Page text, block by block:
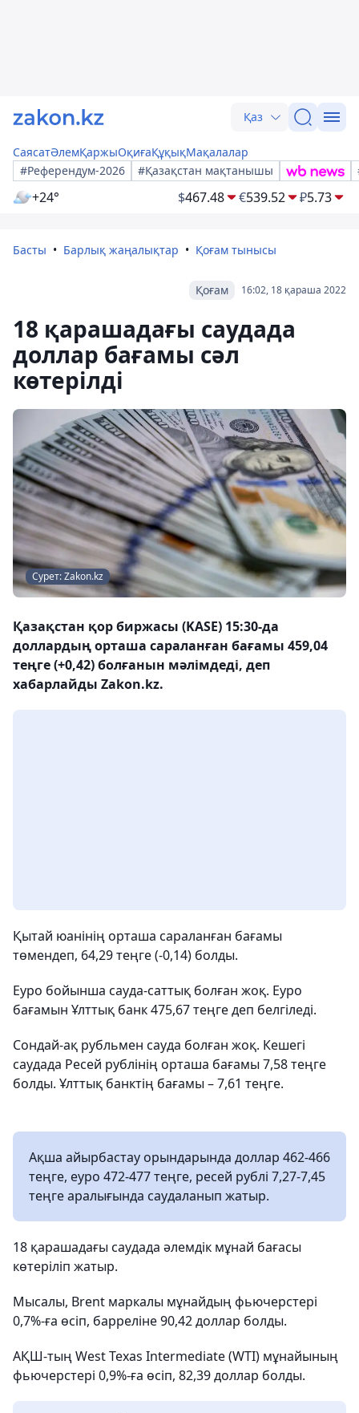
Қаз
СаясатӘлемҚаржыОқиғаҚұқықМақалалар
#Референдум-2026
#Қазақстан мақтанышы
+24° $467.48 €539.52 ₽5.73
Басты Барлық жаңалықтар Қоғам тынысы
16:02, 18 қараша 2022
Қоғам
18 қарашадағы саудада
доллар бағамы сәл
көтерілді
Сурет: Zakon.kz
Қазақстан қор биржасы (KASE) 15:30-да
доллардың орташа сараланған бағамы 459,04
теңге (+0,42) болғанын мәлімдеді, деп
хабарлайды Zakon.kz.
Қытай юанінің орташа сараланған бағамы
төмендеп, 64,29 теңге (-0,14) болды.
Еуро бойынша сауда-саттық болған жоқ. Еуро
бағамын Ұлттық банк 475,67 теңге деп белгіледі.
Сондай-ақ рубльмен сауда болған жоқ. Кешегі
саудада Ресей рублінің орташа бағамы 7,58 теңге
болды. Ұлттық банктің бағамы – 7,61 теңге.
Ақша айырбастау орындарында доллар 462-466
​​теңге, еуро 472-477 теңге, ресей рублі 7,27-7,45
теңге аралығында саудаланып жатыр.
18 қарашадағы саудада әлемдік мұнай бағасы
көтеріліп жатыр.
Мысалы, Brent маркалы мұнайдың фьючерстері
0,7%-ға өсіп, барреліне 90,42 доллар болды.
АҚШ-тың West Texas Intermediate (WTI) мұнайының
фьючерстері 0,9%-ға өсіп, 82,39 доллар болды.